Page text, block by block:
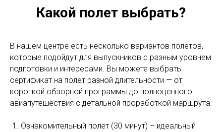
Какой полет выбрать?
В нашем центре есть несколько вариантов полетов,
которые подойдут для выпускников с разным уровнем
подготовки и интересами. Вы можете выбрать
сертификат на полет разной длительности — от
короткой обзорной программы до полноценного
авиапутешествия с детальной проработкой маршрута:
Ознакомительный полет (30 минут) – идеальный